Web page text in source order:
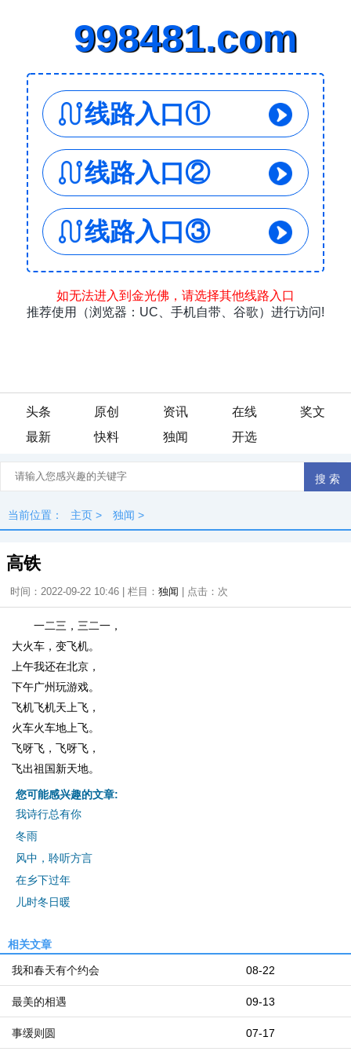
头条 原创 资讯 在线
奖文
最新
快料 独闻 开选
当前位置： 主页 > 独闻 >
高铁
时间：2022-09-22 10:46 | 栏目： 独闻 | 点击： 次
一二三，三二一，
大火车，变飞机。
上午我还在北京，
下午广州玩游戏。
飞机飞机天上飞，
火车火车地上飞。
飞呀飞，飞呀飞，
飞出祖国新天地。
您可能感兴趣的文章:
我诗行总有你
冬雨
风中，聆听方言
在乡下过年
儿时冬日暖
相关文章
08-22
我和春天有个约会
09-13
最美的相遇
07-17
事缓则圆